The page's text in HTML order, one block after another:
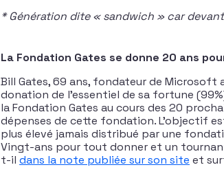
* Génération dite « sandwich » car
La Fondation Gates se donne 20 ans
Bill Gates, 69 ans, fondateur de Microsoft
donation de l’essentiel de sa fortune
la Fondation Gates au cours des 20
dépenses de cette fondation. L’objectif
plus élevé jamais distribué par une
Vingt-ans pour tout donner et un
t-il dans la note publiée sur son site et